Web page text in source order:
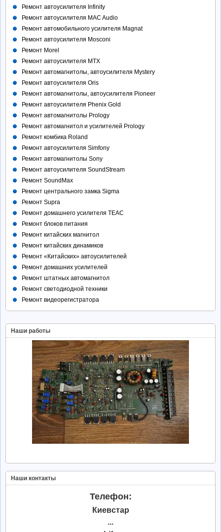
Ремонт автоусилителя Infinity
Ремонт автоусилителя MAC Audio
Ремонт автомобильного усилителя Magnat
Ремонт автоусилителя Mosconi
Ремонт Morel
Ремонт автоусилителя MTX
Ремонт автомагнитолы, автоусилителя Mystery
Ремонт автоусилителя Oris
Ремонт автомагнитолы, автоусилителя Pioneer
Ремонт автоусилителя Phenix Gold
Ремонт автомагнитолы Prology
Ремонт автомагнитол и усилителей Prology
Ремонт комбика Roland
Ремонт автоусилителя Simfony
Ремонт автомагнитолы Sony
Ремонт автоусилителя SoundStream
Ремонт SoundMax
Ремонт центрального замка Sigma
Ремонт Supra
Ремонт домашнего усилителя TEAC
Ремонт блоков питания
Ремонт китайских магнитол
Ремонт китайских динамиков
Ремонт «Китайских» автоусилителей
Ремонт домашних усилителей
Ремонт штатных автомагнитол
Ремонт светодиодной техники
Ремонт видеорегистратора
Наши работы
Наши контакты
Телефон:
Киевстар
...